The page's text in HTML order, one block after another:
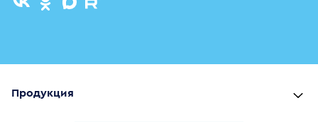
Продукция